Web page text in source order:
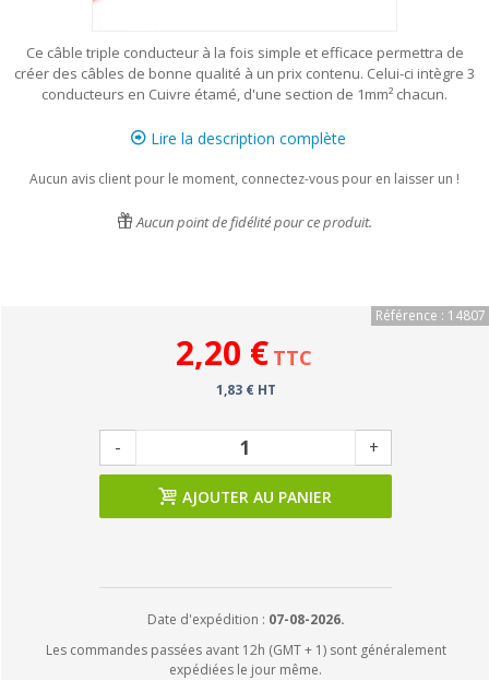
Ce câble triple conducteur à la fois simple et efficace permettra de
créer des câbles de bonne qualité à un prix contenu. Celui-ci intègre 3
conducteurs en Cuivre étamé, d'une section de 1mm² chacun.
Lire la description complète
Aucun avis client pour le moment, connectez-vous pour en laisser un !
Aucun point de fidélité pour ce produit.
Référence : 14807
2,20 € TTC
1,83 € HT
- +
AJOUTER AU PANIER
Date d'expédition : 07-08-2026.
Les commandes passées avant 12h (GMT + 1) sont généralement
expédiées le jour même.